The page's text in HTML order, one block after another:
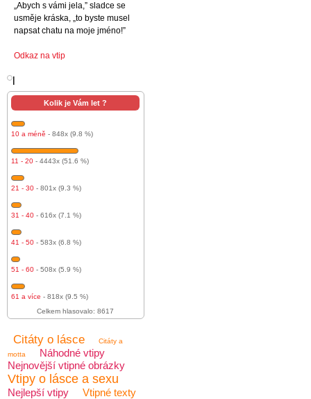
„Abych s vámi jela,” sladce se
usměje kráska, „to byste musel
napsat chatu na moje jméno!”
Odkaz na vtip
Kolik je Vám let ?
10 a méně - 848x (9.8 %)
11 - 20 - 4443x (51.6 %)
21 - 30 - 801x (9.3 %)
31 - 40 - 616x (7.1 %)
41 - 50 - 583x (6.8 %)
51 - 60 - 508x (5.9 %)
61 a více - 818x (9.5 %)
Celkem hlasovalo: 8617
Citáty o lásce
Citáty a
motta
Náhodné vtipy
Nejnovější vtipné obrázky
Vtipy o lásce a sexu
Nejlepší vtipy Vtipné texty